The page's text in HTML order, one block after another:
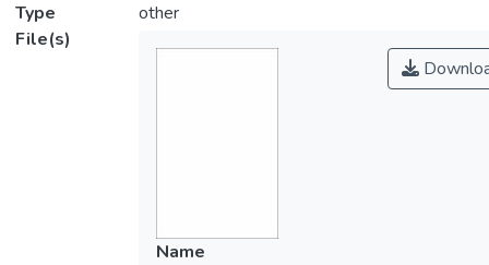
Type
other
File(s)
Name